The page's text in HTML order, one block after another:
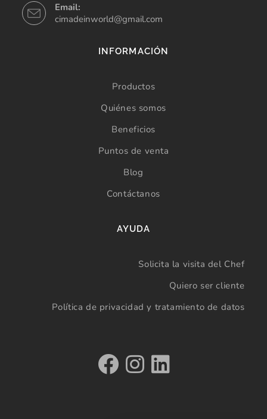
Email:
cimadeinworld@gmail.com
INFORMACIÓN
Productos
Quiénes somos
Beneficios
Puntos de venta
Blog
Contáctanos
AYUDA
Solicita la visita del Chef
Quiero ser cliente
Política de privacidad y tratamiento de datos